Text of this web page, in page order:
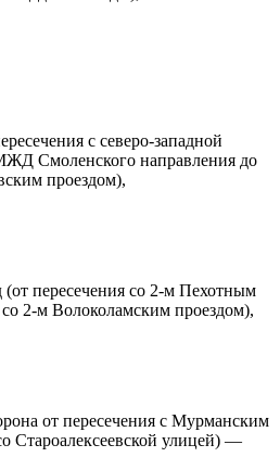
с северо-западной
Смоленского направления до
проездом),
пересечения со 2-м Пехотным
2-м Волоколамским проездом),
от пересечения с Мурманским
Староалексеевской улицей) —